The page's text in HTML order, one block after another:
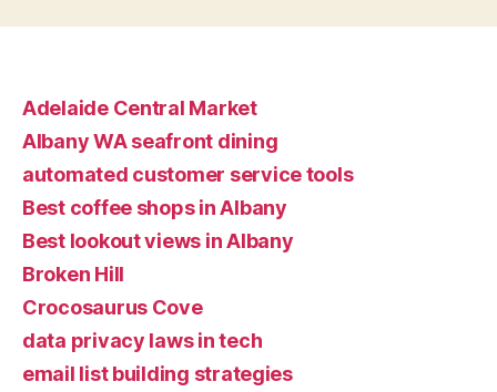
Adelaide Central Market
Albany WA seafront dining
automated customer service tools
Best coffee shops in Albany
Best lookout views in Albany
Broken Hill
Crocosaurus Cove
data privacy laws in tech
email list building strategies